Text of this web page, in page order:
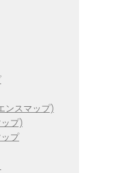
ンスマップ)
プ)
プ